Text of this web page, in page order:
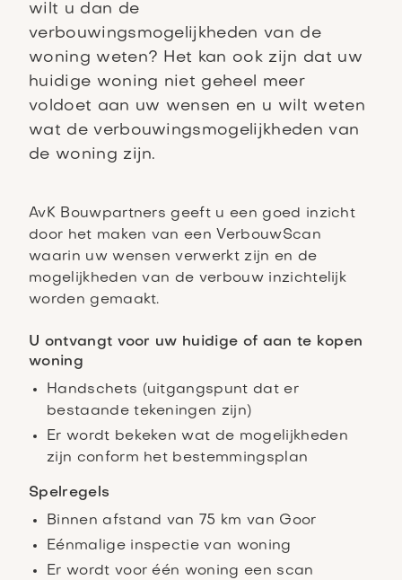
wilt u dan de
verbouwingsmogelijkheden van de
woning weten? Het kan ook zijn dat uw
huidige woning niet geheel meer
voldoet aan uw wensen en u wilt weten
wat de verbouwingsmogelijkheden van
de woning zijn.
AvK Bouwpartners geeft u een goed inzicht
door het maken van een VerbouwScan
waarin uw wensen verwerkt zijn en de
mogelijkheden van de verbouw inzichtelijk
worden gemaakt.
U ontvangt voor uw huidige of aan te kopen
woning
Handschets (uitgangspunt dat er
bestaande tekeningen zijn)
Er wordt bekeken wat de mogelijkheden
zijn conform het bestemmingsplan
Spelregels
Binnen afstand van 75 km van Goor
Eénmalige inspectie van woning
Er wordt voor één woning een scan